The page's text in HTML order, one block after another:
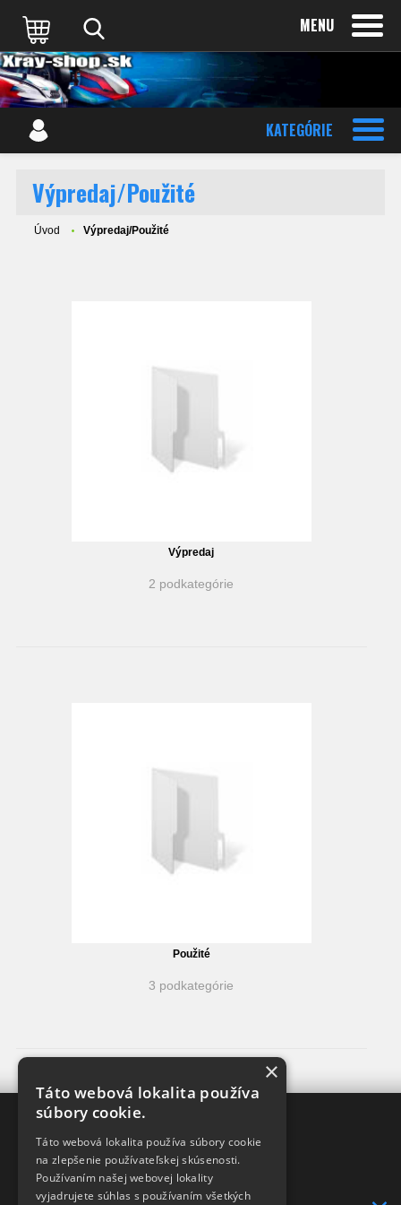
MENU
KATEGÓRIE
Výpredaj/Použité
Úvod Výpredaj/Použité
Výpredaj
2 podkategórie
Použité
3 podkategórie
DISTRIBÚTOR v SR
pre značky
XRAY a HUDY
×
Táto webová lokalita používa
súbory cookie.
Táto webová lokalita používa súbory cookie
na zlepšenie používateľskej skúsenosti.
Používaním našej webovej lokality
vyjadrujete súhlas s používaním všetkých